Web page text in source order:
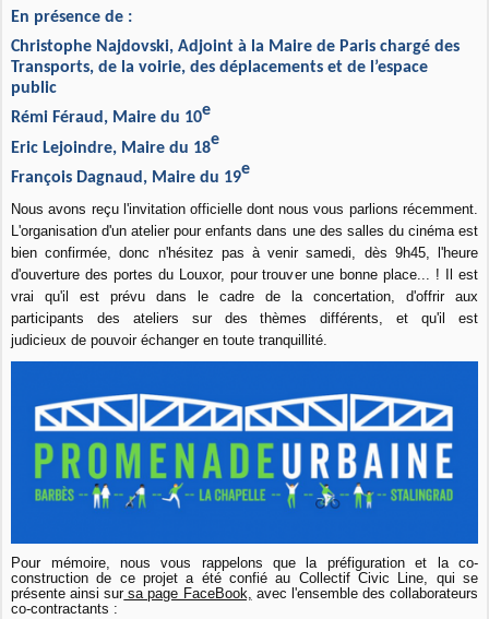
En présence de :
Christophe Najdovski,Adjoint à la Maire de Paris chargé des
Transports, de la voirie, des déplacements et de l’espace
public
Rémi Féraud, Maire du 10e
Eric Lejoindre, Maire du 18e
François Dagnaud, Maire du 19e
Nous avons reçu l'invitation officielle dont nous vous parlions récemment.
L'organisation d'un atelier pour enfants dans une des salles du cinéma est
bien confirmée, donc n'hésitez pas à venir samedi, dès 9h45, l'heure
d'ouverture des portes du Louxor, pour trouver une bonne place... ! Il est
vrai qu'il est prévu dans le cadre de la concertation, d'offrir aux
participants des ateliers sur des thèmes différents, et qu'il est
judicieux de pouvoir échanger en toute tranquillité.
Pour mémoire, nous vous rappelons que la préfiguration et la co-
construction de ce projet a été confié au Collectif Civic Line, qui se
présente ainsi sursa page FaceBook, avec l'ensemble des collaborateurs
co-contractants :